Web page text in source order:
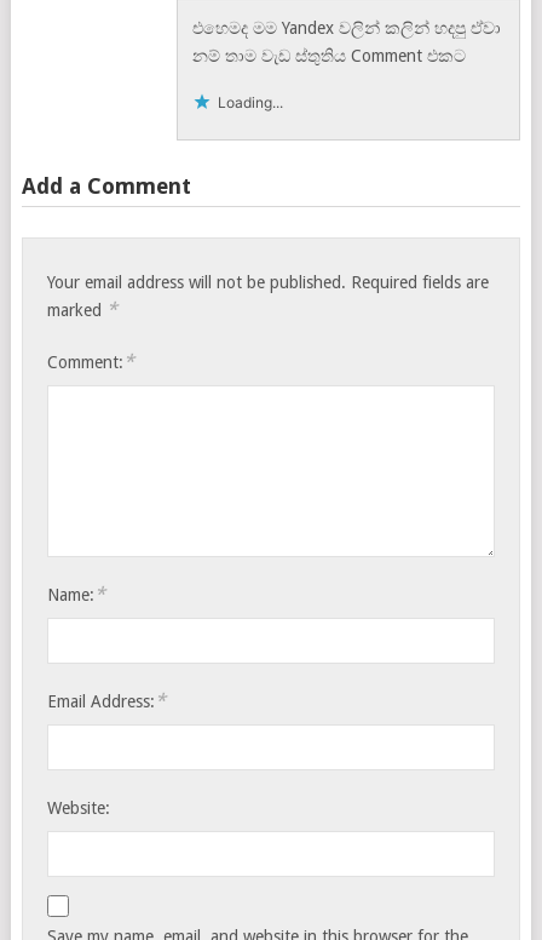
එහෙමද මම Yandex වලින් කලින් හදපු ඒවා
නම් තාම වැඩ ස්තුතිය Comment එකට
Loading...
Add a Comment
Your email address will not be published. Required fields are
marked *
Comment: *
Name: *
Email Address: *
Website: